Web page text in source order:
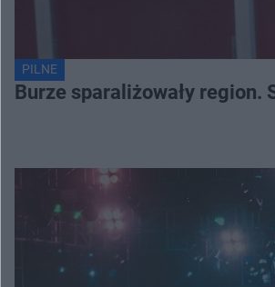
PILNE
Burze sparaliżowały